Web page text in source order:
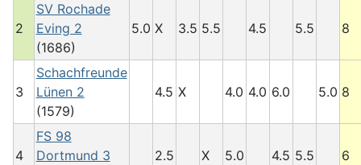
2
SV Rochade
Eving 2
(1686)
5.0 X 3.5 5.5 4.5 5.5 8
3
Schachfreunde
Lünen 2
(1579)
4.5 X 4.0 4.0 6.0 5.0 8
4
FS 98
Dortmund 3
2.5 X 5.0 4.5 5.5 6